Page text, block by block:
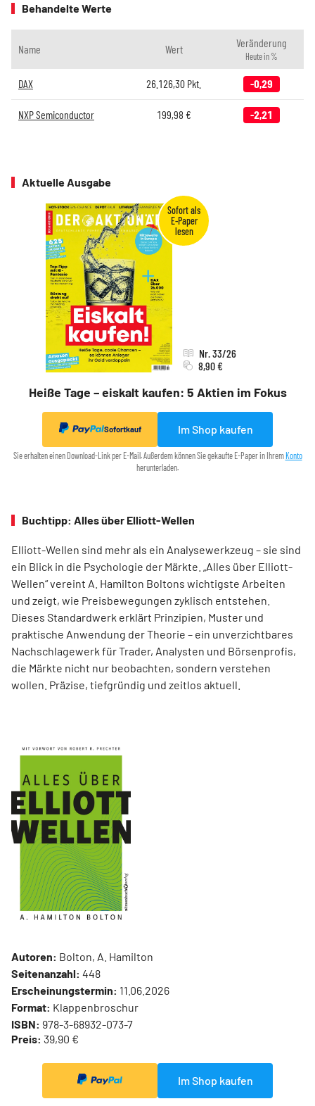
Behandelte Werte
Name Wert Veränderung
Heute in %
DAX 26.126,30 Pkt. -0,29
NXP Semiconductor 199,98 € -2,21
Aktuelle Ausgabe
Heiße Tage – eiskalt kaufen: 5 Aktien im Fokus
Nr. 33/26
8,90 €
Sofortkauf Im Shop kaufen
Sie erhalten einen Download-Link per E-Mail. Außerdem können Sie gekaufte E-Paper in Ihrem Konto
herunterladen.
Buchtipp: Alles über Elliott-Wellen
Elliott-Wellen sind mehr als ein Analysewerkzeug – sie sind
ein Blick in die Psychologie der Märkte. „Alles über Elliott-
Wellen“ vereint A. Hamilton Boltons wichtigste Arbeiten
und zeigt, wie Preisbewegungen zyklisch entstehen.
Dieses Standardwerk erklärt Prinzipien, Muster und
praktische Anwendung der Theorie – ein unverzichtbares
Nachschlagewerk für Trader, Analysten und Börsenprofis,
die Märkte nicht nur beobachten, sondern verstehen
wollen. Präzise, tiefgründig und zeitlos aktuell.
Autoren: Bolton, A. Hamilton
Seitenanzahl: 448
Erscheinungstermin: 11.06.2026
Format: Klappenbroschur
ISBN: 978-3-68932-073-7
Preis: 39,90 €
Im Shop kaufen